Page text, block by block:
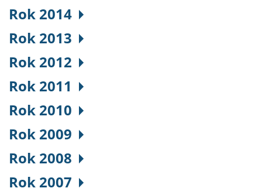
Rok 2014
Rok 2013
Rok 2012
Rok 2011
Rok 2010
Rok 2009
Rok 2008
Rok 2007